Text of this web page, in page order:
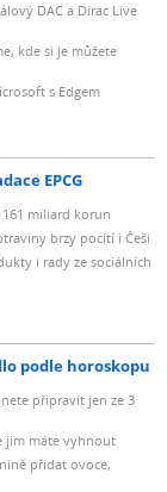
DAC a Dirac Live
kde si je můžete
s Edgem
EPCG
miliard korun
brzy pocítí i Češi
i rady ze sociálních
podle horoskopu
připravit jen ze 3
jim máte vyhnout
přidat ovoce,